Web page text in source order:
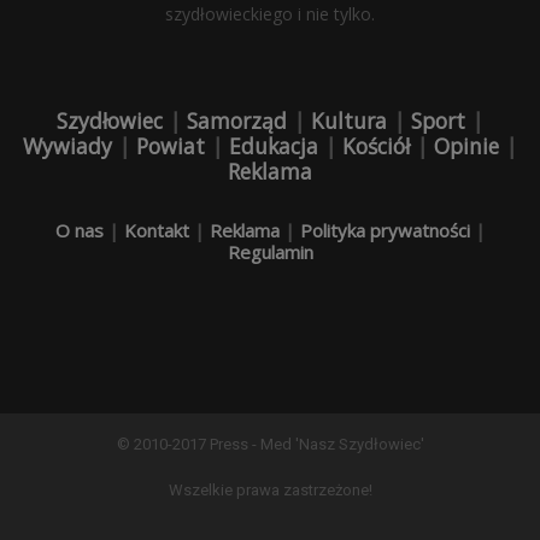
szydłowieckiego i nie tylko.
Szydłowiec | Samorząd | Kultura | Sport |
Wywiady| Powiat | Edukacja | Kościół| Opinie |
Reklama
O nas| Kontakt| Reklama| Polityka prywatności|
Regulamin
© 2010-2017 Press - Med 'Nasz Szydłowiec'
Wszelkie prawa zastrzeżone!